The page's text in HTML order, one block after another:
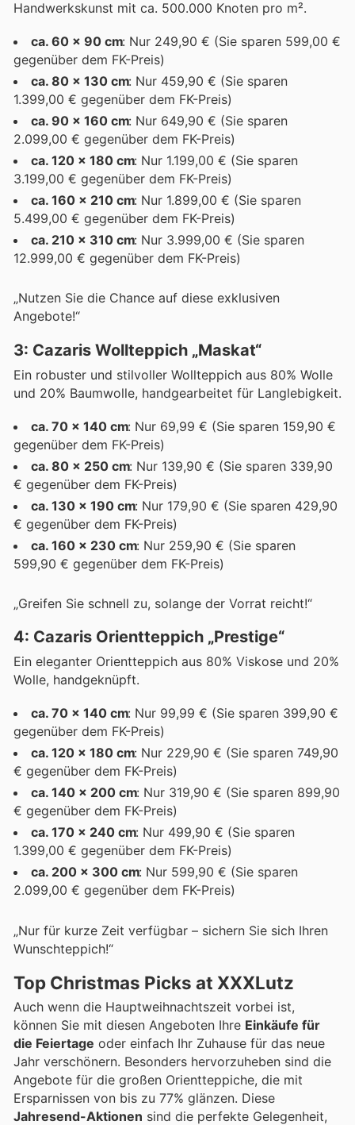
Handwerkskunst mit ca. 500.000 Knoten pro m².
ca. 60 x 90 cm: Nur 249,90 € (Sie sparen 599,00 €
gegenüber dem FK-Preis)
ca. 80 x 130 cm: Nur 459,90 € (Sie sparen
1.399,00 € gegenüber dem FK-Preis)
ca. 90 x 160 cm: Nur 649,90 € (Sie sparen
2.099,00 € gegenüber dem FK-Preis)
ca. 120 x 180 cm: Nur 1.199,00 € (Sie sparen
3.199,00 € gegenüber dem FK-Preis)
ca. 160 x 210 cm: Nur 1.899,00 € (Sie sparen
5.499,00 € gegenüber dem FK-Preis)
ca. 210 x 310 cm: Nur 3.999,00 € (Sie sparen
12.999,00 € gegenüber dem FK-Preis)
„Nutzen Sie die Chance auf diese exklusiven
Angebote!“
3: Cazaris Wollteppich „Maskat“
Ein robuster und stilvoller Wollteppich aus 80% Wolle
und 20% Baumwolle, handgearbeitet für Langlebigkeit.
ca. 70 x 140 cm: Nur 69,99 € (Sie sparen 159,90 €
gegenüber dem FK-Preis)
ca. 80 x 250 cm: Nur 139,90 € (Sie sparen 339,90
€ gegenüber dem FK-Preis)
ca. 130 x 190 cm: Nur 179,90 € (Sie sparen 429,90
€ gegenüber dem FK-Preis)
ca. 160 x 230 cm: Nur 259,90 € (Sie sparen
599,90 € gegenüber dem FK-Preis)
„Greifen Sie schnell zu, solange der Vorrat reicht!“
4: Cazaris Orientteppich „Prestige“
Ein eleganter Orientteppich aus 80% Viskose und 20%
Wolle, handgeknüpft.
ca. 70 x 140 cm: Nur 99,99 € (Sie sparen 399,90 €
gegenüber dem FK-Preis)
ca. 120 x 180 cm: Nur 229,90 € (Sie sparen 749,90
€ gegenüber dem FK-Preis)
ca. 140 x 200 cm: Nur 319,90 € (Sie sparen 899,90
€ gegenüber dem FK-Preis)
ca. 170 x 240 cm: Nur 499,90 € (Sie sparen
1.399,00 € gegenüber dem FK-Preis)
ca. 200 x 300 cm: Nur 599,90 € (Sie sparen
2.099,00 € gegenüber dem FK-Preis)
„Nur für kurze Zeit verfügbar – sichern Sie sich Ihren
Wunschteppich!“
Top Christmas Picks at XXXLutz
Auch wenn die Hauptweihnachtszeit vorbei ist,
können Sie mit diesen Angeboten Ihre Einkäufe für
die Feiertage oder einfach Ihr Zuhause für das neue
Jahr verschönern. Besonders hervorzuheben sind die
Angebote für die großen Orientteppiche, die mit
Ersparnissen von bis zu 77% glänzen. Diese
Jahresend-Aktionen sind die perfekte Gelegenheit,